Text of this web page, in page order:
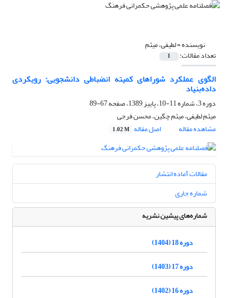
نویسنده =لطیفی، میثم
تعداد مقالات: 1
الگوی عملکرد شوراهای کمیته انضباطی دانشجویی: رویکردی
داده‌بنیاد
دوره 3، شماره 11-10، پاییز 1389، صفحه
67-89
میثم لطیفی، میثم چگین، محسن فرجی
مشاهده مقاله
اصل مقاله 1.02 M
مقالات آماده انتشار
شماره جاری
شماره‌های پیشین نشریه
دوره 18 (1404)
دوره 17 (1403)
دوره 16 (1402)